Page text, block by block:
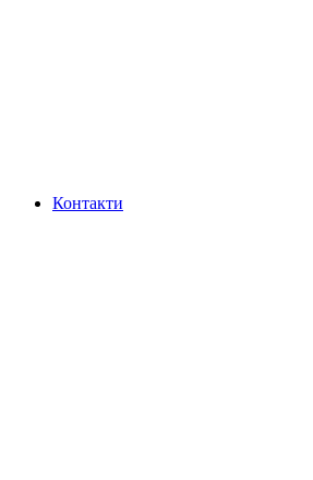
Контакти